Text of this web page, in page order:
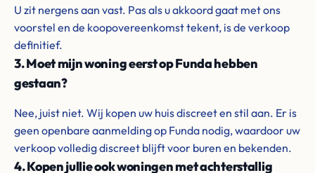
U zit nergens aan vast. Pas als u akkoord gaat met ons
voorstel en de koopovereenkomst tekent, is de verkoop
definitief.
3. Moet mijn woning eerst op Funda hebben
gestaan?
Nee, juist niet. Wij kopen uw huis discreet en stil aan. Er is
geen openbare aanmelding op Funda nodig, waardoor uw
verkoop volledig discreet blijft voor buren en bekenden.
4. Kopen jullie ook woningen met achterstallig